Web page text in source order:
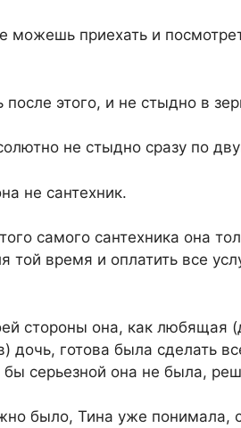
можешь приехать и
этого, и не стыдно в
не стыдно сразу по
не сантехник.
самого сантехника она
той время и оплатить все
стороны она, как любящая
дочь, готова была сделать
бы серьезной она не была,
было, Тина уже понимала,